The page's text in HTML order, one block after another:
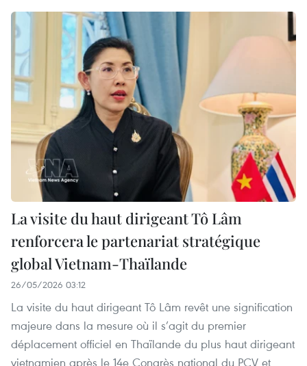
La visite du haut dirigeant Tô Lâm
renforcera le partenariat stratégique
global Vietnam-Thaïlande
26/05/2026 03:12
La visite du haut dirigeant Tô Lâm revêt une signification
majeure dans la mesure où il s’agit du premier
déplacement officiel en Thaïlande du plus haut dirigeant
vietnamien après le 14e Congrès national du PCV et